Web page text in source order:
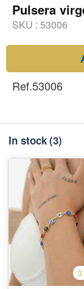
Pulsera
SKU : 53006
Ref.53006
In stock(3)
3